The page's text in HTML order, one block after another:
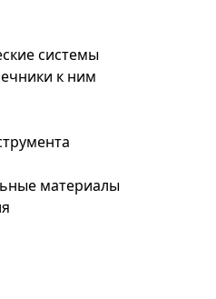
системы
к ним
материалы